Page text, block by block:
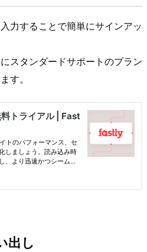
力することで簡単にサインアッ
スタンダードサポートのプラン
す。
出し